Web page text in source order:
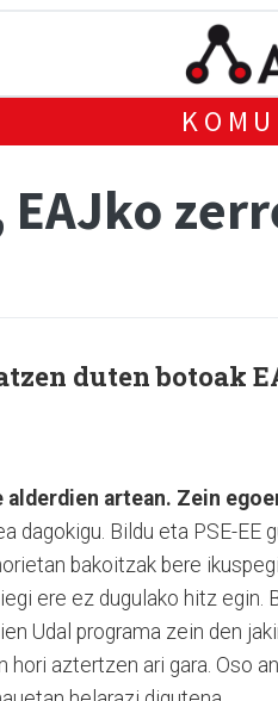
duten botoak
artean. Zein
dagokigu. Bildu eta PSE-EE
bakoitzak bere
ere ez dugulako hitz egin.
Udal programa zein den
hori aztertzen ari gara. Oso